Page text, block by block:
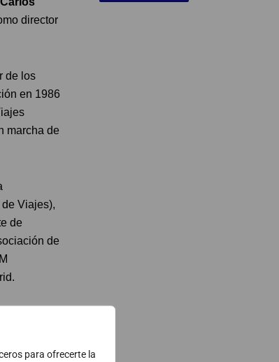
para ofrecerte la
director
de los
en 1986
marcha de
Viajes),
de
de
puesto de
del
del comité